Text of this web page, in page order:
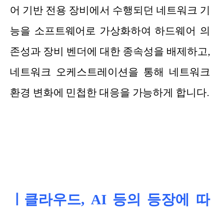
어 기반 전용 장비에서 수행되던 네트워크 기
능을 소프트웨어로 가상화하여 하드웨어 의
존성과 장비 벤더에 대한 종속성을 배제하고,
네트워크 오케스트레이션을 통해 네트워크
환경 변화에 민첩한 대응을 가능하게 합니다.
ㅣ클라우드, AI 등의 등장에 따